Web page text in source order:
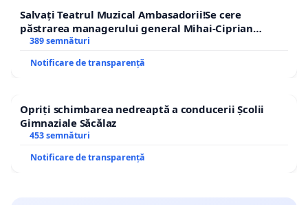
Salvați Teatrul Muzical Ambasadorii!Se cere
păstrarea managerului general Mihai-Ciprian
ROGOJAN
389 semnături
Notificare de transparență
Opriți schimbarea nedreaptă a conducerii Școlii
Gimnaziale Săcălaz
453 semnături
Notificare de transparență